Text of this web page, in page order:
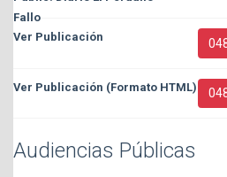
Audiencias Públicas